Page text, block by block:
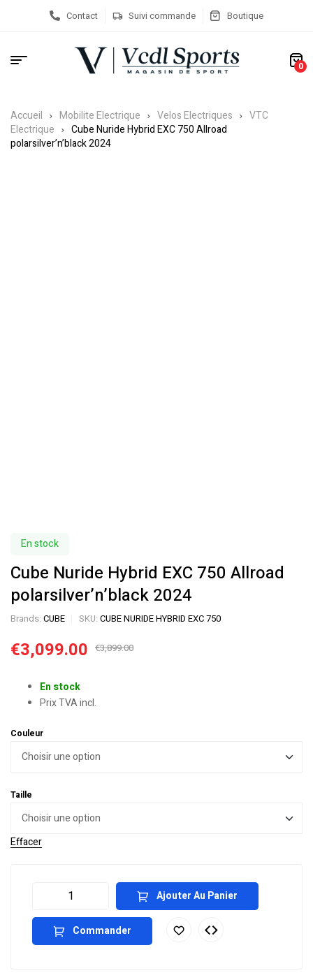
Contact Suivi commande Boutique
0
Accueil Mobilite Electrique Velos Electriques
VTC
Electrique
Cube Nuride Hybrid EXC 750 Allroad
polarsilver’n’black 2024
En stock
Cube Nuride Hybrid EXC 750 Allroad
polarsilver’n’black 2024
Brands: CUBE SKU: CUBE NURIDE HYBRID EXC 750
€3,899.00
€3,099.00
En stock
Prix TVA incl.
Couleur
Taille
Effacer
Ajouter Au Panier
Commander